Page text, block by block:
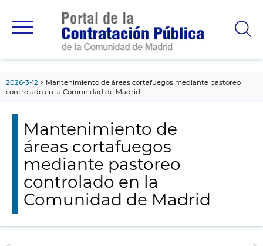
principal
2026-3-12
Mantenimiento de áreas cortafuegos mediante pastoreo
controlado en la Comunidad de Madrid
Mantenimiento de
áreas cortafuegos
mediante pastoreo
controlado en la
Comunidad de Madrid